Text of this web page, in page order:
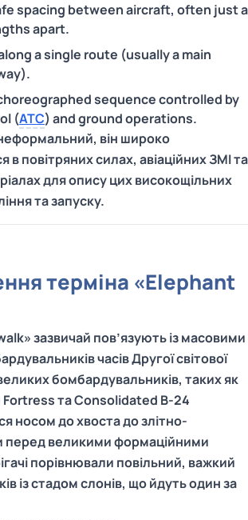
spacing between aircraft, often just a
apart.
a single route (usually a main
sequence controlled by
(ATC) and ground operations.
він широко
в повітряних силах, авіаційних ЗМІ та
для опису цих високощільних
та запуску.
терміна «Elephant
зазвичай пов’язують із масовими
часів Другої світової
великих бомбардувальників, таких як
Fortress та Consolidated B‑24
носом до хвоста до злітно-
перед великими формаційними
порівнювали повільний, важкий
із стадом слонів, що йдуть один за